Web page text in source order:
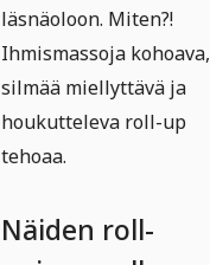
läsnäoloon. Miten?!
Ihmismassoja kohoava,
silmää miellyttävä ja
houkutteleva roll-up
tehoaa.
Näiden roll-